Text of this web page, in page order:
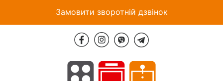
Замовити зворотній дзвінок